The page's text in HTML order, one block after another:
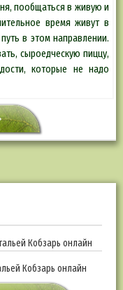
пообщаться в живую и
время живут в
в этом направлении.
сыроедческую пиццу,
которые не надо
с Натальей Кобзарь онлайн
с Натальей Кобзарь онлайн